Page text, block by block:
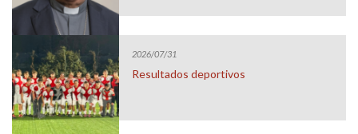
2026/07/31
Resultados deportivos